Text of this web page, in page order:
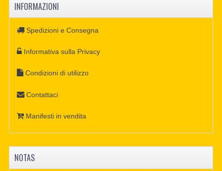
INFORMAZIONI
Spedizioni e Consegna
Informativa sulla Privacy
Condizioni di utilizzo
Contattaci
Manifesti in vendita
NOTAS